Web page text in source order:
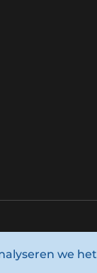
we